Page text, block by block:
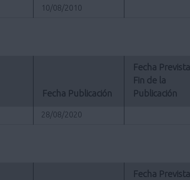
10/08/2010
Fecha Publicación
Fecha Prevista
Fin de la
Publicación
28/08/2020
Fecha Prevista